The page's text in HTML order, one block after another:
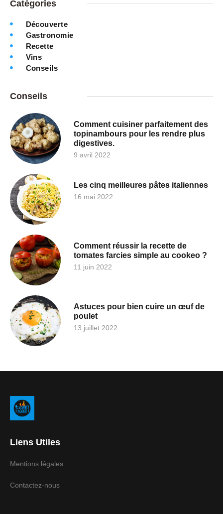
Catégories
Découverte
Gastronomie
Recette
Vins
Conseils
Conseils
Comment cuisiner parfaitement des
topinambours pour les rendre plus
digestives.
9 avril 2022
Les cinq meilleures pâtes italiennes
16 mai 2022
Comment réussir la recette de
tomates farcies simple au cookeo ?
11 juin 2022
Astuces pour bien cuire un œuf de
poulet
13 juillet 2022
Liens Utiles
Mentions légales
Contactez-nous